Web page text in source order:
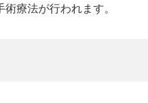
療法が行われます。